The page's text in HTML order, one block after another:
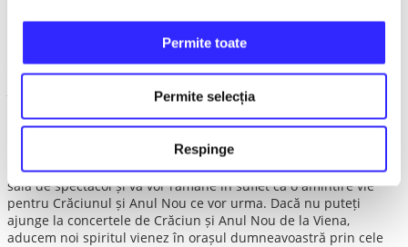
Permite toate
Permite selecția
Respinge
deja premii la concursuri muzicale naționale și internaționale.
Anul acesta va evolua alături de orchestra noastră foarte
Mădălin Antonesei.
BALUL VIENEZ ÎN ORAȘUL DUMNEAVOASTRĂ!
Atmosfera și spiritul vienez vă vor cuceri încă de la intrarea în
sala de spectacol și vă vor rămâne în suflet ca o amintire vie
pentru Crăciunul și Anul Nou ce vor urma. Dacă nu puteți
ajunge la concertele de Crăciun și Anul Nou de la Viena,
aducem noi spiritul vienez în orașul dumneavoastră prin cele